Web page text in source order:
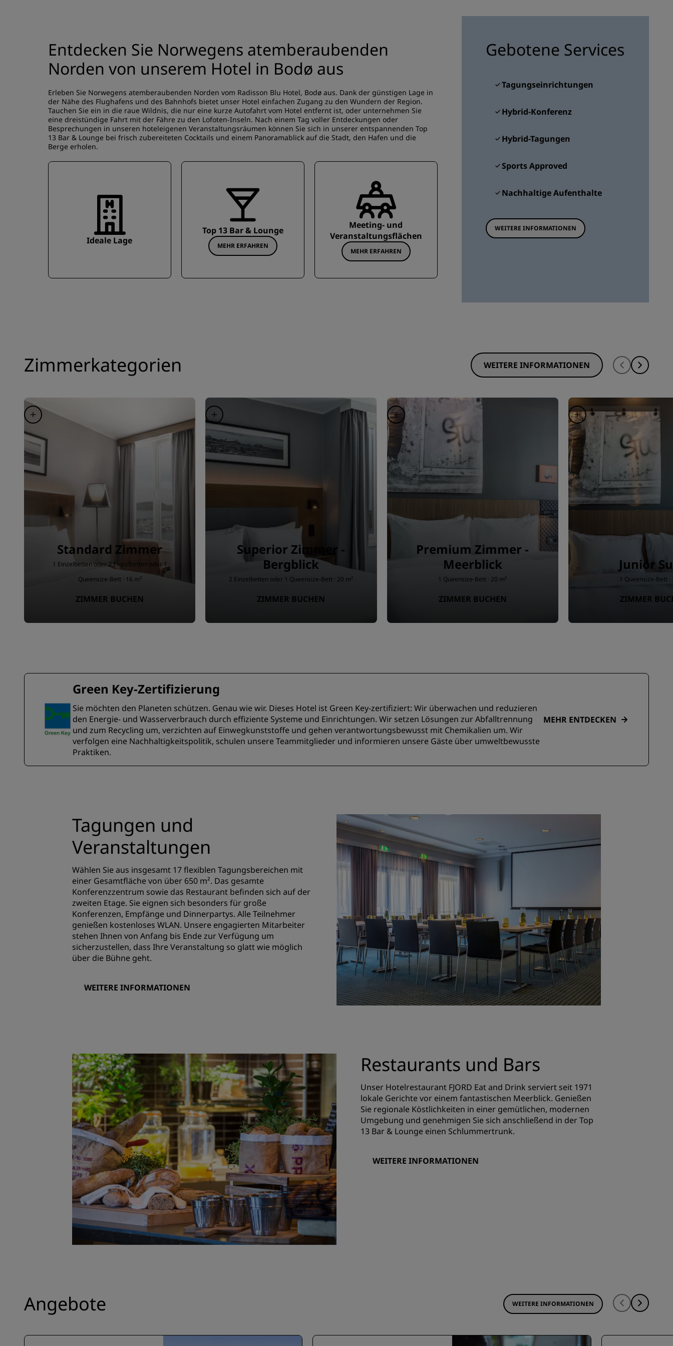
Entdecken Sie Norwegens atemberaubenden
Norden von unserem Hotel in Bodø aus
Erleben Sie Norwegens atemberaubenden Norden vom Radisson Blu Hotel, Bodø aus. Dank der günstigen Lage in
der Nähe des Flughafens und des Bahnhofs bietet unser Hotel einfachen Zugang zu den Wundern der Region.
Tauchen Sie ein in die raue Wildnis, die nur eine kurze Autofahrt vom Hotel entfernt ist, oder unternehmen Sie
eine dreistündige Fahrt mit der Fähre zu den Lofoten-Inseln. Nach einem Tag voller Entdeckungen oder
Besprechungen in unseren hoteleigenen Veranstaltungsräumen können Sie sich in unserer entspannenden Top
13 Bar & Lounge bei frisch zubereiteten Cocktails und einem Panoramablick auf die Stadt, den Hafen und die
Berge erholen.
Ideale Lage
Top 13 Bar & Lounge
MEHR ERFAHREN
Meeting- und
Veranstaltungsflächen
MEHR ERFAHREN
Gebotene Services
Tagungseinrichtungen
Hybrid-Konferenz
Hybrid-Tagungen
Sports Approved
Nachhaltige Aufenthalte
WEITERE INFORMATIONEN
Zimmerkategorien WEITERE INFORMATIONEN
Standard Zimmer
1 Einzelbetten oder 2 Einzelbetten oder 1
Queensize-Bett · 16 m²
ZIMMER BUCHEN
Superior Zimmer -
Bergblick
2 Einzelbetten oder 1 Queensize-Bett · 20 m²
ZIMMER BUCHEN
Premium Zimmer -
Meerblick
1 Queensize-Bett · 20 m²
ZIMMER BUCHEN
Junior
1 Queensize-Bett ·
ZIMMER
Green Key-Zertifizierung
Sie möchten den Planeten schützen. Genau wie wir. Dieses Hotel ist Green Key-zertifiziert: Wir überwachen und reduzieren
den Energie- und Wasserverbrauch durch effiziente Systeme und Einrichtungen. Wir setzen Lösungen zur Abfalltrennung
und zum Recycling um, verzichten auf Einwegkunststoffe und gehen verantwortungsbewusst mit Chemikalien um. Wir
verfolgen eine Nachhaltigkeitspolitik, schulen unsere Teammitglieder und informieren unsere Gäste über umweltbewusste
Praktiken.
MEHR ENTDECKEN
Tagungen und
Veranstaltungen
Wählen Sie aus insgesamt 17 flexiblen Tagungsbereichen mit
einer Gesamtfläche von über 650 m². Das gesamte
Konferenzzentrum sowie das Restaurant befinden sich auf der
zweiten Etage. Sie eignen sich besonders für große
Konferenzen, Empfänge und Dinnerpartys. Alle Teilnehmer
genießen kostenloses WLAN. Unsere engagierten Mitarbeiter
stehen Ihnen von Anfang bis Ende zur Verfügung um
sicherzustellen, dass Ihre Veranstaltung so glatt wie möglich
über die Bühne geht.
WEITERE INFORMATIONEN
Restaurants und Bars
Unser Hotelrestaurant FJORD Eat and Drink serviert seit 1971
lokale Gerichte vor einem fantastischen Meerblick. Genießen
Sie regionale Köstlichkeiten in einer gemütlichen, modernen
Umgebung und genehmigen Sie sich anschließend in der Top
13 Bar & Lounge einen Schlummertrunk.
WEITERE INFORMATIONEN
Angebote WEITERE INFORMATIONEN